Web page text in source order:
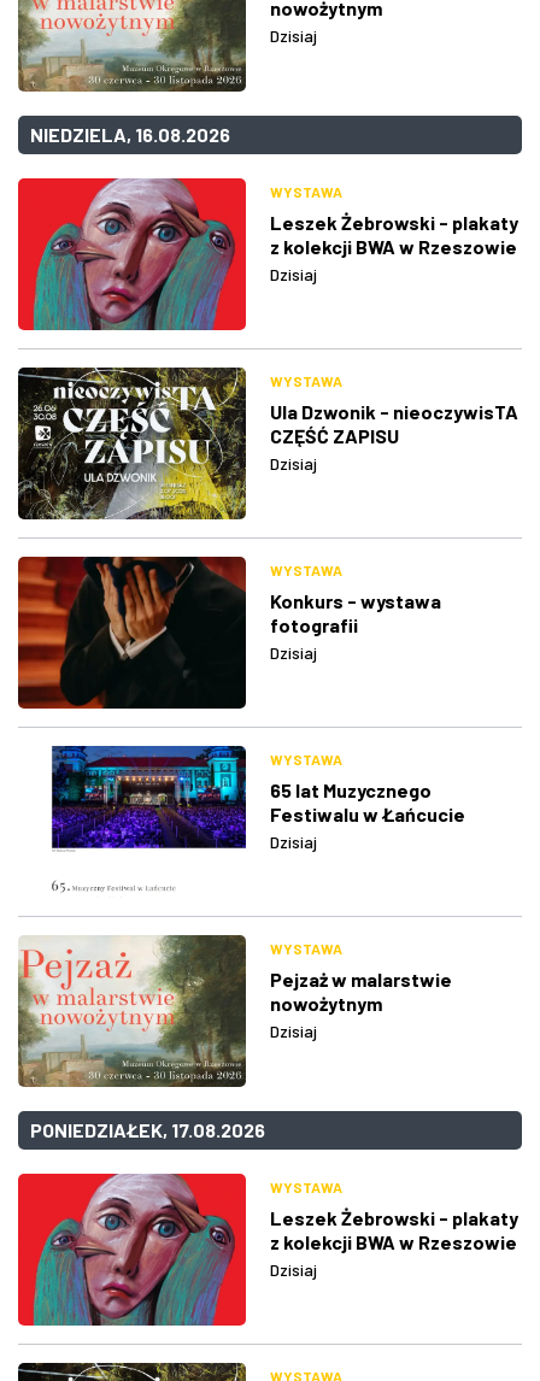
nowożytnym
Dzisiaj
NIEDZIELA, 16.08.2026
WYSTAWA
Leszek Żebrowski - plakaty
z kolekcji BWA w Rzeszowie
Dzisiaj
WYSTAWA
Ula Dzwonik - nieoczywisTA
CZĘŚĆ ZAPISU
Dzisiaj
WYSTAWA
Konkurs - wystawa
fotografii
Dzisiaj
WYSTAWA
65 lat Muzycznego
Festiwalu w Łańcucie
Dzisiaj
WYSTAWA
Pejzaż w malarstwie
nowożytnym
Dzisiaj
PONIEDZIAŁEK, 17.08.2026
WYSTAWA
Leszek Żebrowski - plakaty
z kolekcji BWA w Rzeszowie
Dzisiaj
WYSTAWA